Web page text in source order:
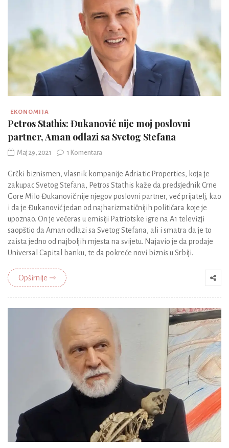
EKONOMIJA
Petros Stathis: Đukanović nije moj poslovni
partner, Aman odlazi sa Svetog Stefana
Maj 29, 2021 1 Komentara
Grčki biznismen, vlasnik kompanije Adriatic Properties, koja je
zakupac Svetog Stefana, Petros Stathis kaže da predsjednik Crne
Gore Milo Đukanovič nije njegov poslovni partner, već prijatelj, kao
i da je Đukanović jedan od najharizmatičnijih političara koje je
upoznao. On je večeras u emisiji Patriotske igre na A1 televizji
saopštio da Aman odlazi sa Svetog Stefana, ali i smatra da je to
zaista jedno od najboljih mjesta na svijetu. Najavio je da prodaje
Universal Capital banku, te da pokreće novi biznis u Srbiji.
Opširnije ⇾